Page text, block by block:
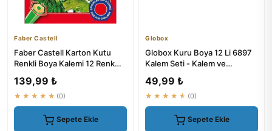
Faber Castell
Faber Castell Karton Kutu
Renkli Boya Kalemi 12 Renk
139,99 ₺
★★★★★ (0)
Sepete Ekle
Globox
Globox Kuru Boya 12 Li 6897
Kalem Seti - Kalem ve
49,99 ₺
★★★★★ (0)
Sepete Ekle